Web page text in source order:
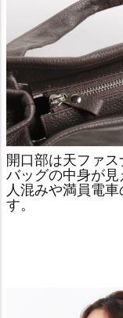
開口部は天ファス
バッグの中身が見
人混みや満員電
す。